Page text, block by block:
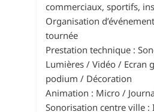
commerciaux, sportifs,
Organisation
tournée
Prestation technique :
Lumières / Vidéo / Ecran
podium / Décoration
Animation : Micro /
Sonorisation centre ville